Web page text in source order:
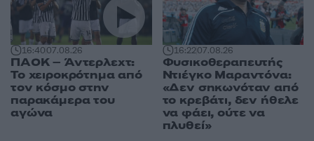
16:4007.08.26
ΠΑΟΚ – Άντερλεχτ:
Το χειροκρότημα από
τον κόσμο στην
παρακάμερα του
αγώνα
16:2207.08.26
Φυσικοθεραπευτής
Ντιέγκο Μαραντόνα:
«Δεν σηκωνόταν από
το κρεβάτι, δεν ήθελε
να φάει, ούτε να
πλυθεί»